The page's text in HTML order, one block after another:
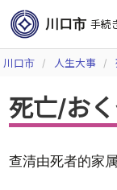
川口市 手続
川口市 人生大事
死亡/おく
查清由死者的家